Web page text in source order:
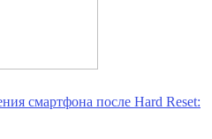
смартфона после Hard Reset: